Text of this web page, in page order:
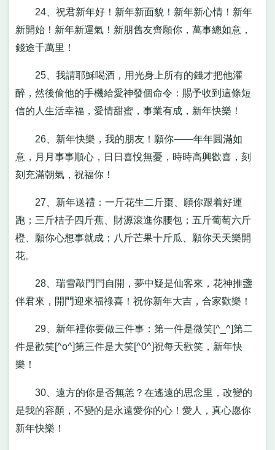
24、祝君新年好！新年新面貌！新年新心情！新年
新開始！新年新運氣！新朋舊友齊願你，萬事總如意，
錢途千萬里！
25、我請耶穌喝酒，用光身上所有的錢才把他灌
醉，然後偷他的手機給愛神發個命令：賜予收到這條短
信的人生活幸福，愛情甜蜜，事業有成，新年快樂！
26、新年快樂，我的朋友！願你——年年圓滿如
意，月月事事順心，日日喜悅無憂，時時高興歡喜，刻
刻充滿朝氣，祝福你！
27、新年送禮：一斤花生二斤棗、願你跟着好運
跑；三斤桔子四斤蕉、財源滾進你腰包；五斤葡萄六斤
橙、願你心想事就成；八斤芒果十斤瓜、願你天天樂開
花。
28、瑞雪敲門門自開，夢中疑是仙客來，花神推盞
伴君來，開門迎來福祿喜！祝你新年大吉，合家歡樂！
29、新年裡你要做三件事：第一件是微笑[^_^]第二
件是歡笑[^o^]第三件是大笑[^0^]祝每天歡笑，新年快
樂！
30、遠方的你是否無恙？在遙遠的思念里，改變的
是我的容顏，不變的是永遠愛你的心！愛人，真心愿你
新年快樂！